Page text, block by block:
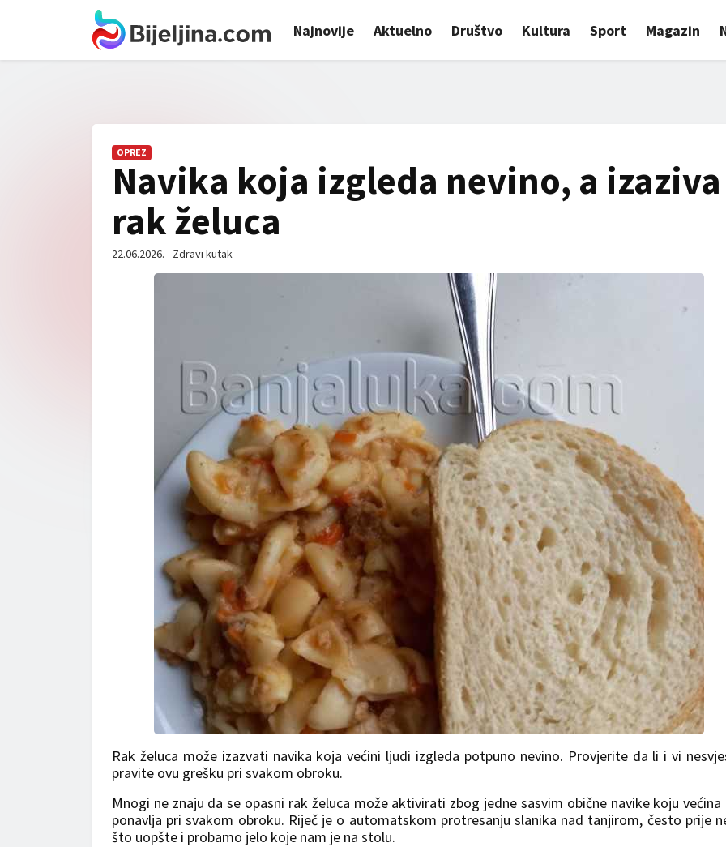
Najnovije Aktuelno Društvo Kultura Sport Magazin
OPREZ
Navika koja izgleda nevino, a izaziva
rak želuca
22.06.2026. - Zdravi kutak
Rak želuca može izazvati navika koja većini ljudi izgleda potpuno nevino. Provjerite da li i vi
pravite ovu grešku pri svakom obroku.
Mnogi ne znaju da se opasni rak želuca može aktivirati zbog jedne sasvim obične navike koju većina
ponavlja pri svakom obroku. Riječ je o automatskom protresanju slanika nad tanjirom, često prije
što uopšte i probamo jelo koje nam je na stolu.